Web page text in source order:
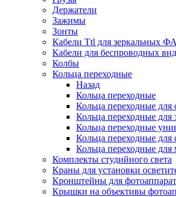
Держатели
Зажимы
Зонты
Кабели Ttl для зеркальных ФА
Кабели для беспроводных
Колбы
Кольца переходные
Назад
Кольца переходные
Кольца переходные
Кольца переходные
Кольца переходные
Кольца переходные для
Кольца переходные
Комплекты студийного света
Краны для установки
Кронштейны для
Крышки на объективы